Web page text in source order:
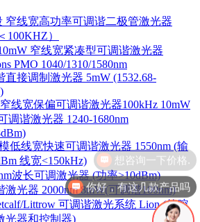
窄线宽高功率可调谐二极管激光器
100KHZ）
窄线宽紧凑型可调谐激光器
PMO 1040/1310/1580nm
直接调制激光器 5mW (1532.68-
线宽保偏可调谐激光器100kHz 10mW
调谐激光器 1240-1680nm
低线宽快速可调谐激光器 1550nm (输
线宽<150kHz)
波长可调激光器 (功率>10dBm)
激光器 2000nm 8mW(可调谐100nm)
Littrow 可调谐激光系统 Lion (外腔
光器和控制器)
你好，有这几款产品吗